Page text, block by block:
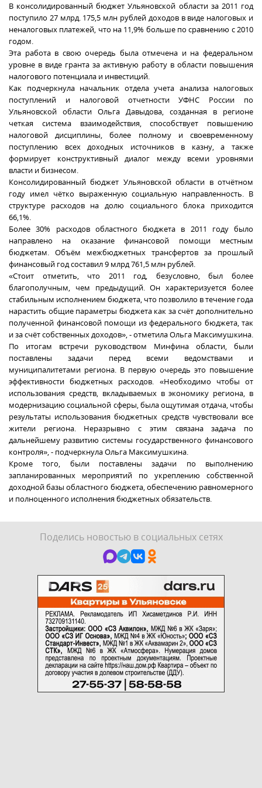
В консолидированный бюджет Ульяновской области за 2011 год
поступило 27 млрд. 175,5 млн рублей доходов в виде налоговых и
неналоговых платежей, что на 11,9% больше по сравнению с 2010
годом.
Эта работа в свою очередь была отмечена и на федеральном
уровне в виде гранта за активную работу в области повышения
налогового потенциала и инвестиций.
Как подчеркнула начальник отдела учета анализа налоговых
поступлений и налоговой отчетности УФНС России по
Ульяновской области Ольга Давыдова, созданная в регионе
четкая система взаимодействия, способствует повышению
налоговой дисциплины, более полному и своевременному
поступлению всех доходных источников в казну, а также
формирует конструктивный диалог между всеми уровнями
власти и бизнесом.
Консолидированный бюджет Ульяновской области в отчётном
году имел чётко выраженную социальную направленность. В
структуре расходов на долю социального блока приходится
66,1%.
Более 30% расходов областного бюджета в 2011 году было
направлено на оказание финансовой помощи местным
бюджетам. Объём межбюджетных трансфертов за прошлый
финансовый год составил 9 млрд 761,5 млн рублей.
«Стоит отметить, что 2011 год, безусловно, был более
благополучным, чем предыдущий. Он характеризуется более
стабильным исполнением бюджета, что позволило в течение года
нарастить общие параметры бюджета как за счёт дополнительно
полученной финансовой помощи из федерального бюджета, так
и за счёт собственных доходов», - отметила Ольга Максимушкина.
По итогам встречи руководством Минфина области, были
поставлены задачи перед всеми ведомствами и
муниципалитетами региона. В первую очередь это повышение
эффективности бюджетных расходов. «Необходимо чтобы от
использования средств, вкладываемых в экономику региона, в
модернизацию социальной сферы, была ощутимая отдача, чтобы
результаты использования бюджетных средств чувствовали все
жители региона. Неразрывно с этим связана задача по
дальнейшему развитию системы государственного финансового
контроля», - подчеркнула Ольга Максимушкина.
Кроме того, были поставлены задачи по выполнению
запланированных мероприятий по укреплению собственной
доходной базы областного бюджета, обеспечению равномерного
и полноценного исполнения бюджетных обязательств.
Поделись новостью в социальных сетях